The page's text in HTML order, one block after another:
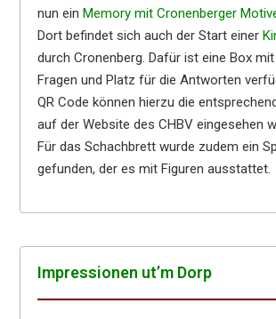
nun ein Memory mit Cronenberger
Dort befindet sich auch der Start einer
durch Cronenberg. Dafür ist eine Box
Fragen und Platz für die Antworten
QR Code können hierzu die
auf der Website des CHBV eingesehen
Für das Schachbrett wurde zudem ein
gefunden, der es mit Figuren ausstattet.
Impres­sio­nen ut’m Dorp